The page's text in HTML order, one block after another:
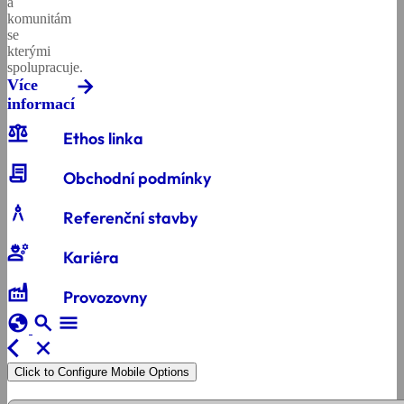
komunitám
se
kterými
spolupracuje.
Více
informací
balance Ethos linka
contract Obchodní podmínky
architecture Referenční stavby
engineering Kariéra
factory Provozovny
globe search menu
arrow_back_ios
close
Click to Configure Mobile Options